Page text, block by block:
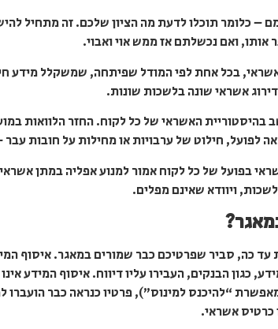
– כלומר תוכלו לדעת מה הציון שלכם. זה מתחיל
ואם נכשלתם אז ממש אוי ואבוי.
בכל אחת לפי המודל שפיתחה, שמשקלל מידע
אשראי שונה בלשכות שונות.
האשראי של כל לקוח. החזר הלוואות
לפועל, חילוט של ערבויות או מחילות על חובות
בפועל של כל לקוח אמור למנוע אפליה במתן אשראי
ויוודא שאינם מפלים.
כה, סביר שפרטיכם כבר שמורים במאגר. איסוף
המידע, כגון הבנקים, העבירו עליו דיווח. איסוף
“להיכנס למינוס”), פרטיו כנראה כבר
כרטיס אשראי.